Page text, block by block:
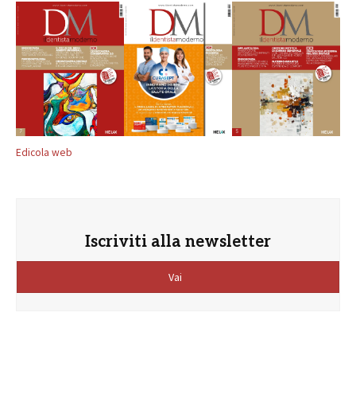
Edicola web
Iscriviti alla newsletter
Vai